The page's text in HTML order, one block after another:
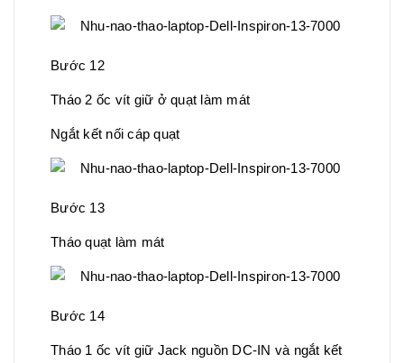
Bước 12
Tháo 2 ốc vít giữ ở quạt làm mát
Ngắt kết nối cáp quạt
Bước 13
Tháo quạt làm mát
Bước 14
Tháo 1 ốc vít giữ Jack nguồn DC-IN và ngắt kết